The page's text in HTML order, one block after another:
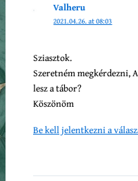
Valheru
2021.04.26. at 08:03
Sziasztok.
Szeretném megkérdezni,
lesz a tábor?
Köszönöm
Be kell jelentkezni a